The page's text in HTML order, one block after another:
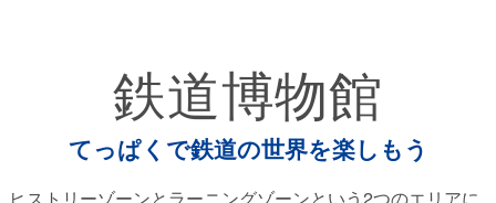
鉄道博物館
てっぱくで鉄道の世界を楽しもう